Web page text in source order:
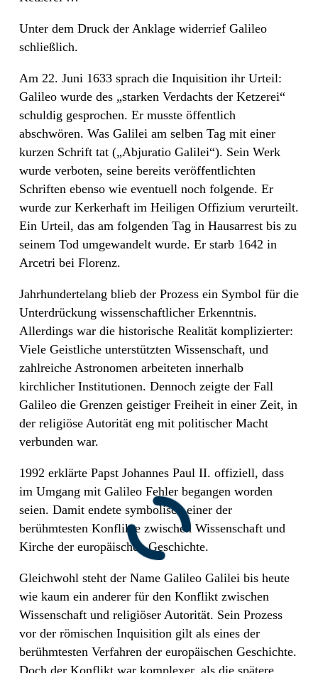
Unter dem Druck der Anklage widerrief Galileo
schließlich.
Am 22. Juni 1633 sprach die Inquisition ihr Urteil:
Galileo wurde des „starken Verdachts der Ketzerei“
schuldig gesprochen. Er musste öffentlich
abschwören. Was Galilei am selben Tag mit einer
kurzen Schrift tat („Abjuratio Galilei“). Sein Werk
wurde verboten, seine bereits veröffentlichten
Schriften ebenso wie eventuell noch folgende. Er
wurde zur Kerkerhaft im Heiligen Offizium verurteilt.
Ein Urteil, das am folgenden Tag in Hausarrest bis zu
seinem Tod umgewandelt wurde. Er starb 1642 in
Arcetri bei Florenz.
Jahrhundertelang blieb der Prozess ein Symbol für die
Unterdrückung wissenschaftlicher Erkenntnis.
Allerdings war die historische Realität komplizierter:
Viele Geistliche unterstützten Wissenschaft, und
zahlreiche Astronomen arbeiteten innerhalb
kirchlicher Institutionen. Dennoch zeigte der Fall
Galileo die Grenzen geistiger Freiheit in einer Zeit, in
der religiöse Autorität eng mit politischer Macht
verbunden war.
1992 erklärte Papst Johannes Paul II. offiziell, dass
im Umgang mit Galileo Fehler begangen worden
seien. Damit endete symbolisch einer der
berühmtesten Konflikte zwischen Wissenschaft und
Kirche der europäischen Geschichte.
Gleichwohl steht der Name Galileo Galilei bis heute
wie kaum ein anderer für den Konflikt zwischen
Wissenschaft und religiöser Autorität. Sein Prozess
vor der römischen Inquisition gilt als eines der
berühmtesten Verfahren der europäischen Geschichte.